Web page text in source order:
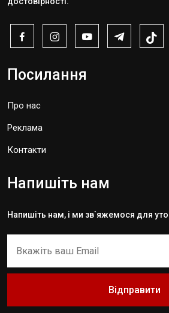
Посилання
Про нас
Реклама
Контакти
Напишіть нам
Напишіть нам, і ми зв`яжемося для
Відправити